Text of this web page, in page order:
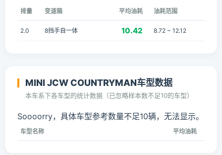
排量 变速箱 平均油耗 油耗范围
2.0 8挡手自一体 10.42 8.72 ~ 12.12
MINI JCW COUNTRYMAN车型数据
本车系下各车型的统计数据（已忽略样本数不足10的车型）
Soooorry，具体车型参考数量不足10辆，无法显示。
车型名称 平均油耗